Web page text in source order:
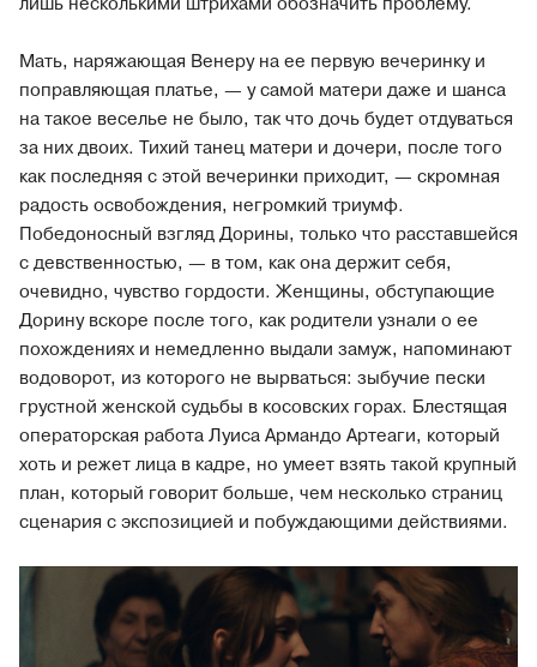
Мать, наряжающая Венеру на ее первую вечеринку и
поправляющая платье, — у самой матери даже и шанса
на такое веселье не было, так что дочь будет отдуваться
за них двоих. Тихий танец матери и дочери, после того
как последняя с этой вечеринки приходит, — скромная
радость освобождения, негромкий триумф.
Победоносный взгляд Дорины, только что расставшейся
с девственностью, — в том, как она держит себя,
очевидно, чувство гордости. Женщины, обступающие
Дорину вскоре после того, как родители узнали о ее
похождениях и немедленно выдали замуж, напоминают
водоворот, из которого не вырваться: зыбучие пески
грустной женской судьбы в косовских горах. Блестящая
операторская работа Луиса Армандо Артеаги, который
хоть и режет лица в кадре, но умеет взять такой крупный
план, который говорит больше, чем несколько страниц
сценария с экспозицией и побуждающими действиями.